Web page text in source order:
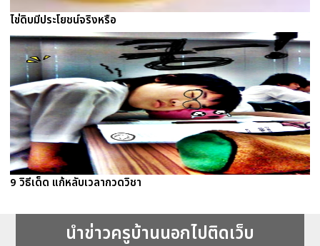
ไข่ดิบมีประโยชน์จริงหรือ
9 วิธีเด็ด แก้หลับเวลากวดวิชา
นำข่าวครูบ้านนอกไปติดเว็บ